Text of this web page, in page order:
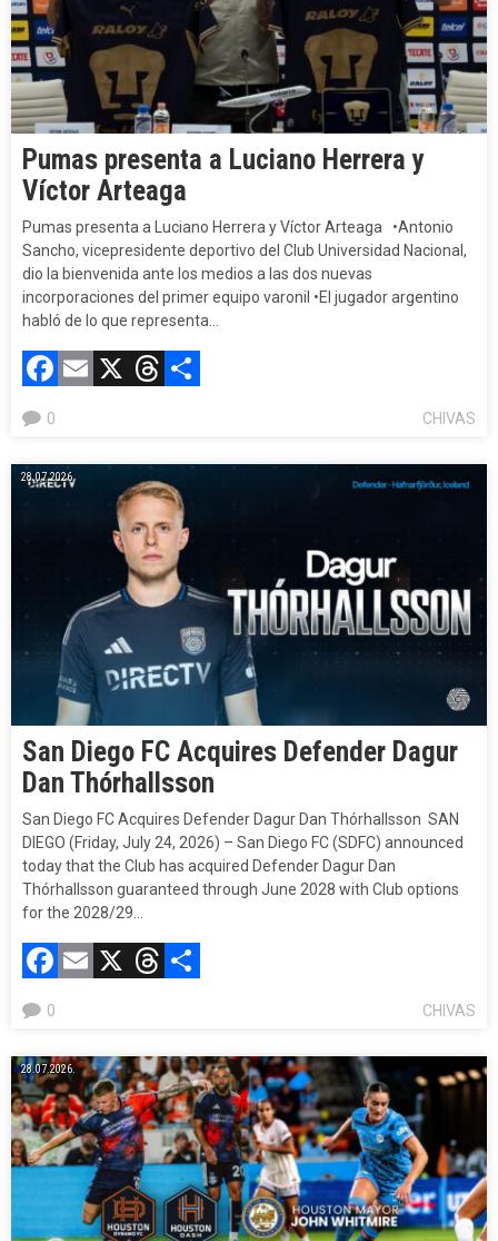
Pumas presenta a Luciano Herrera y
Víctor Arteaga
Pumas presenta a Luciano Herrera y Víctor Arteaga •Antonio
Sancho, vicepresidente deportivo del Club Universidad Nacional,
dio la bienvenida ante los medios a las dos nuevas
incorporaciones del primer equipo varonil •El jugador argentino
habló de lo que representa…
Facebook
Email
X Threads
CHIVAS
0
28.07.2026.
San Diego FC Acquires Defender Dagur
Dan Thórhallsson
San Diego FC Acquires Defender Dagur Dan Thórhallsson ​ SAN
DIEGO (Friday, July 24, 2026) – San Diego FC (SDFC) announced
today that the Club has acquired Defender Dagur Dan
Thórhallsson guaranteed through June 2028 with Club options
for the 2028/29…
Facebook
Email
X Threads
CHIVAS
0
28.07.2026.